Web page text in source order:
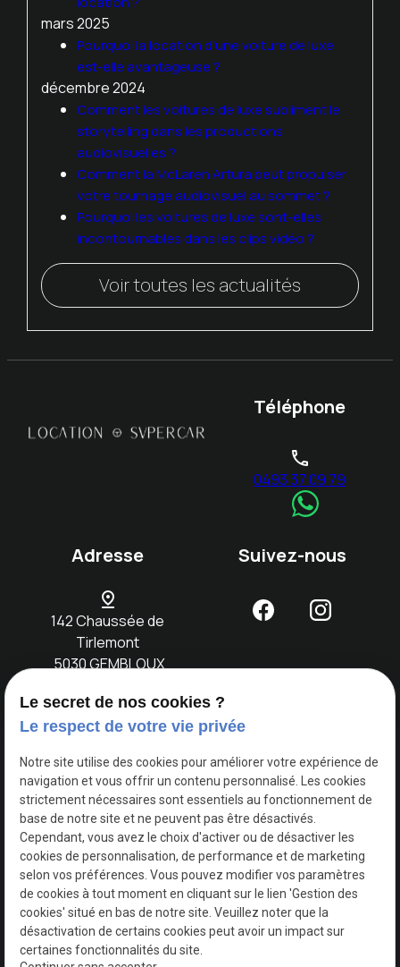
mars 2025
Pourquoi la location d'une voiture de luxe
est-elle avantageuse ?
décembre 2024
Comment les voitures de luxe subliment le
storytelling dans les productions
audiovisuelles ?
Comment la McLaren Artura peut propulser
votre tournage audiovisuel au sommet ?
Pourquoi les voitures de luxe sont-elles
incontournables dans les clips vidéo ?
Voir toutes les actualités
Téléphone
phone
0493 37 09 79
Adresse
pin_drop
142 Chaussée de
Tirlemont
5030 GEMBLOUX
Suivez-nous
Accueil
Notre LocationEvènements
Mentions légales
Politique de
confidentialité
Gestion
des
cookies
Plan du
site
TVA
Intracommunautaire :
BE0749730618
Le secret de nos cookies ?
Le respect de votre vie privée
Notre site utilise des cookies pour améliorer votre expérience de
navigation et vous offrir un contenu personnalisé. Les cookies
strictement nécessaires sont essentiels au fonctionnement de
base de notre site et ne peuvent pas être désactivés.
Cependant, vous avez le choix d'activer ou de désactiver les
cookies de personnalisation, de performance et de marketing
selon vos préférences. Vous pouvez modifier vos paramètres
de cookies à tout moment en cliquant sur le lien 'Gestion des
cookies' situé en bas de notre site. Veuillez noter que la
désactivation de certains cookies peut avoir un impact sur
certaines fonctionnalités du site.